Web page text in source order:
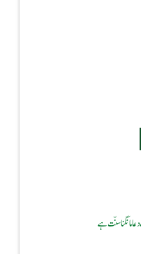
مانگنا سنّت ہے